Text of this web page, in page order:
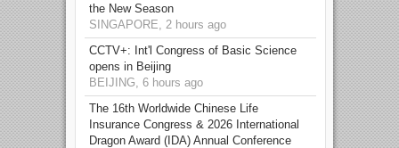
the New Season
SINGAPORE, 2 hours ago
CCTV+: Int'l Congress of Basic Science
opens in Beijing
BEIJING, 6 hours ago
The 16th Worldwide Chinese Life
Insurance Congress & 2026 International
Dragon Award (IDA) Annual Conference